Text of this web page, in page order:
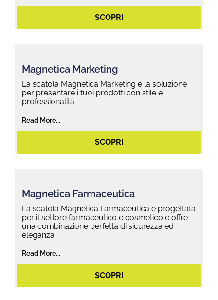
SCOPRI
Magnetica Marketing
La scatola Magnetica Marketing è la soluzione
per presentare i tuoi prodotti con stile e
professionalità.
Read More...
SCOPRI
Magnetica Farmaceutica
La scatola Magnetica Farmaceutica è progettata
per il settore farmaceutico e cosmetico e offre
una combinazione perfetta di sicurezza ed
eleganza.
Read More...
SCOPRI